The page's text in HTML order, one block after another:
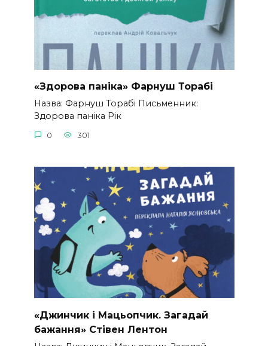
«Здорова паніка» Фарнуш Торабі
Назва: Фарнуш Торабі Письменник:
Здорова паніка Рік
0 301
«Джинчик і Мацьопчик. Загадай
бажання» Стівен Лентон